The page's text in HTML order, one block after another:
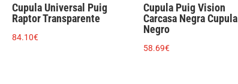
Cupula Universal Puig
Raptor Transparente
84.10€
Cupula Puig Vision
Carcasa Negra Cupula
Negro
58.69€